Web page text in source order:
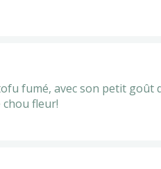
fumé, avec son petit goût
chou fleur!